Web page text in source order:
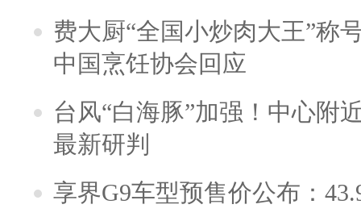
费大厨“全国小炒肉大王”称
中国烹饪协会回应
台风“白海豚”加强！中心附
最新研判
享界G9车型预售价公布：